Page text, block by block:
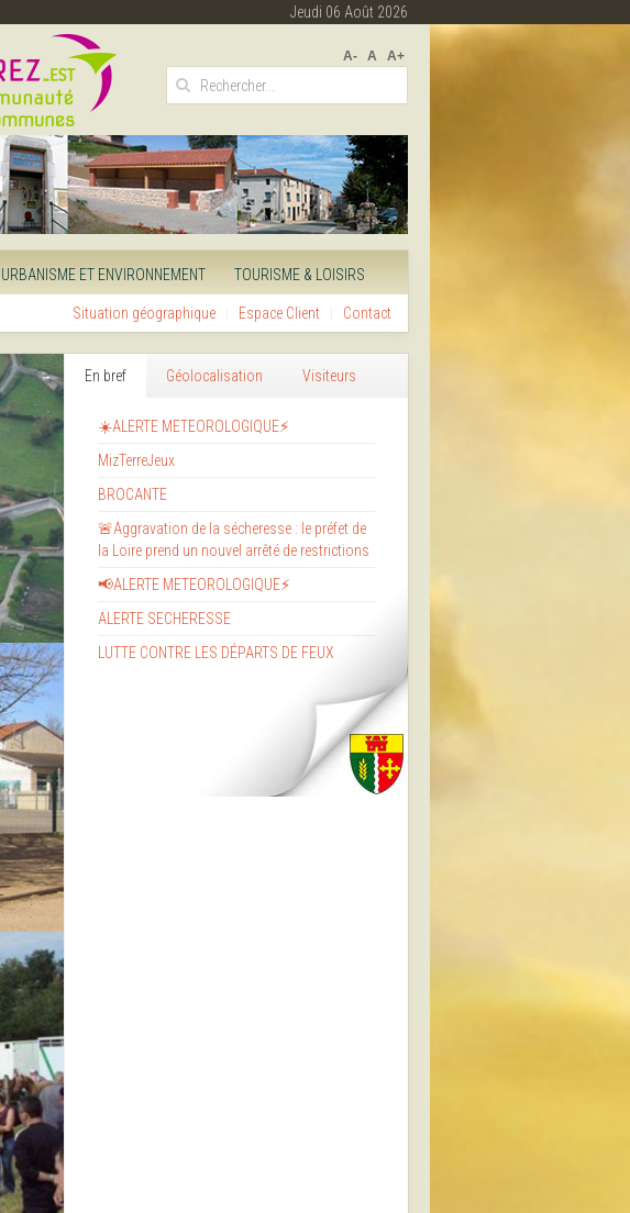
Jeudi 06 Août 2026
A- A A+
URBANISME ET ENVIRONNEMENT TOURISME & LOISIRS
Situation géographique Espace Client Contact
En bref Géolocalisation Visiteurs
☀️ALERTE METEOROLOGIQUE⚡
MizTerreJeux
BROCANTE
🚨Aggravation de la sécheresse : le préfet de
la Loire prend un nouvel arrêté de restrictions
📢ALERTE METEOROLOGIQUE⚡
ALERTE SECHERESSE
LUTTE CONTRE LES DÉPARTS DE FEUX